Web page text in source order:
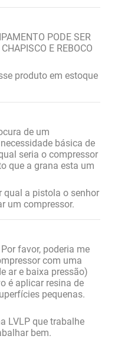
PODE SER
E REBOCO
produto em estoque
de um
básica de
seria o compressor
que a grana esta um
qual a pistola o senhor
um compressor.
favor, poderia me
com uma
ar e baixa pressão)
é aplicar resina de
pequenas.
LVLP que trabalhe
bem.